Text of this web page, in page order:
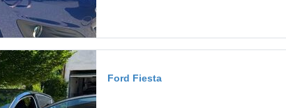
Ford Fiesta